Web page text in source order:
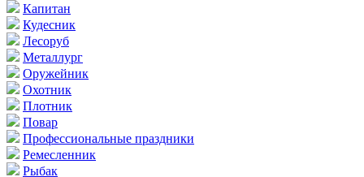
Капитан
Кудесник
Лесоруб
Металлург
Оружейник
Охотник
Плотник
Повар
Профессиональные праздники
Ремесленник
Рыбак